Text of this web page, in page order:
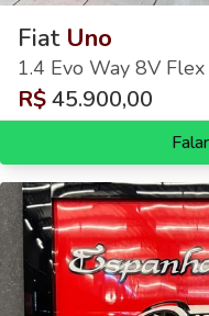
Fiat Uno
1.4 Evo Way 8V
R$45.900,00